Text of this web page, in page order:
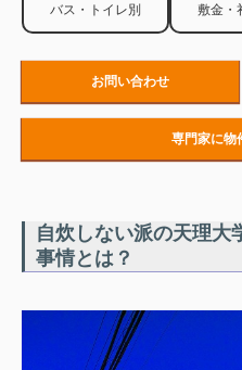
バス・トイレ別 敷金・
お問い合わせ
専門家に物
自炊しない派の天理大
事情とは？